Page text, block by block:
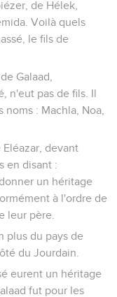
de Hélek,
Voilà quels
le fils de
Galaad,
n'eut pas de fils. Il
: Machla, Noa,
devant
en disant :
un héritage
à l'ordre de
leur père.
plus du pays de
du Jourdain.
eurent un héritage
fut pour les